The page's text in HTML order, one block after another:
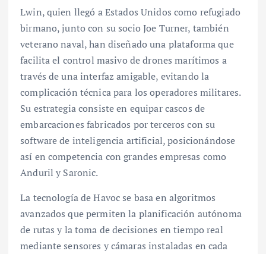
Lwin, quien llegó a Estados Unidos como refugiado
birmano, junto con su socio Joe Turner, también
veterano naval, han diseñado una plataforma que
facilita el control masivo de drones marítimos a
través de una interfaz amigable, evitando la
complicación técnica para los operadores militares.
Su estrategia consiste en equipar cascos de
embarcaciones fabricados por terceros con su
software de inteligencia artificial, posicionándose
así en competencia con grandes empresas como
Anduril y Saronic.
La tecnología de Havoc se basa en algoritmos
avanzados que permiten la planificación autónoma
de rutas y la toma de decisiones en tiempo real
mediante sensores y cámaras instaladas en cada